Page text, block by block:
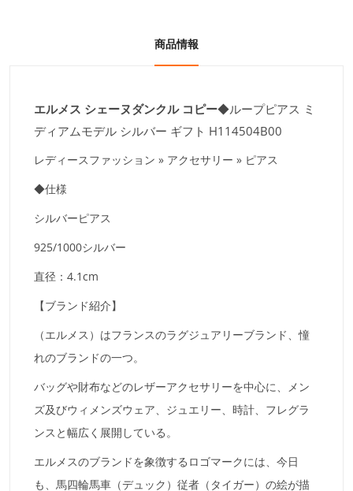
商品情報
エルメス シェーヌダンクル コピー◆ループピアス ミ
ディアムモデル シルバー ギフト H114504B00
レディースファッション » アクセサリー » ピアス
◆仕様
シルバーピアス
925/1000シルバー
直径：4.1cm
【ブランド紹介】
（エルメス）はフランスのラグジュアリーブランド、憧
れのブランドの一つ。
バッグや財布などのレザーアクセサリーを中心に、メン
ズ及びウィメンズウェア、ジュエリー、時計、フレグラ
ンスと幅広く展開している。
エルメスのブランドを象徴するロゴマークには、今日
も、馬四輪馬車（デュック）従者（タイガー）の絵が描